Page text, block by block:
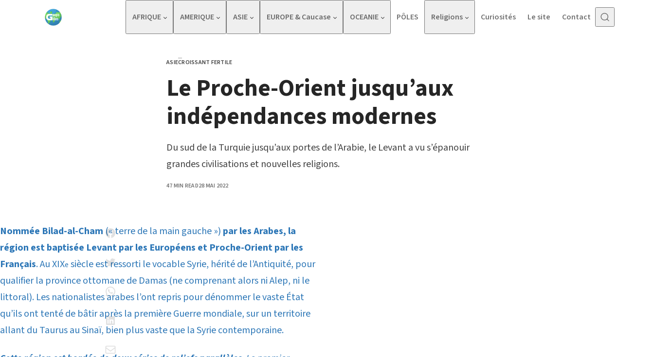
Skip to content
AFRIQUE AMERIQUE ASIE EUROPE & Caucase OCEANIE PÔLES Religions Curiosités Le site Contact
CATEGORY
ASIECROISSANT FERTILE
Le Proche-Orient jusqu’aux
indépendances modernes
Du sud de la Turquie jusqu’aux portes de l’Arabie, le Levant a vu s’épanouir
grandes civilisations et nouvelles religions.
47 MIN READPUBLISHED
28 MAI 2022
Nommée Bilad-al-Cham (« terre de la main gauche ») par les Arabes, la
région est baptisée Levant par les Européens et Proche-Orient par les
Français. Au XIXe siècle est ressorti le vocable Syrie, hérité de l’Antiquité, pour
qualifier la province ottomane de Damas (ne comprenant alors ni Alep, ni le
littoral). Les nationalistes arabes l’ont repris pour dénommer le vaste État
qu’ils ont tenté de bâtir après la première Guerre mondiale, sur un territoire
allant du Taurus au Sinaï, bien plus vaste que la Syrie contemporaine.